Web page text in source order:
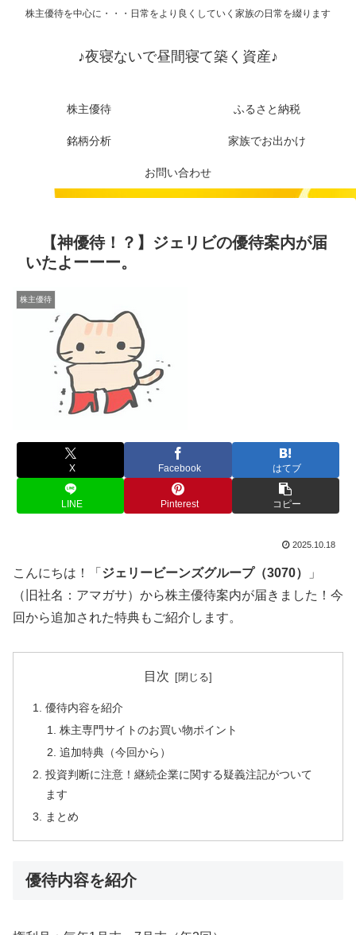
株主優待を中心に・・・日常をより良くしていく家族の日常を綴ります
♪夜寝ないで昼間寝て築く資産♪
株主優待 ふるさと納税
銘柄分析 家族でお出かけ
お問い合わせ
【神優待！？】ジェリビの優待案内が届
いたよーーー。
株主優待
X Facebook はてブ
LINE Pinterest コピー
2025.10.18
こんにちは！「 ジェリービーンズグループ（3070）
」
（旧社名：アマガサ）から株主優待案内が届きました！今
回から追加された特典もご紹介します。
目次
優待内容を紹介
株主専門サイトのお買い物ポイント
追加特典（今回から）
投資判断に注意！継続企業に関する疑義注記がついて
ます
まとめ
優待内容を紹介